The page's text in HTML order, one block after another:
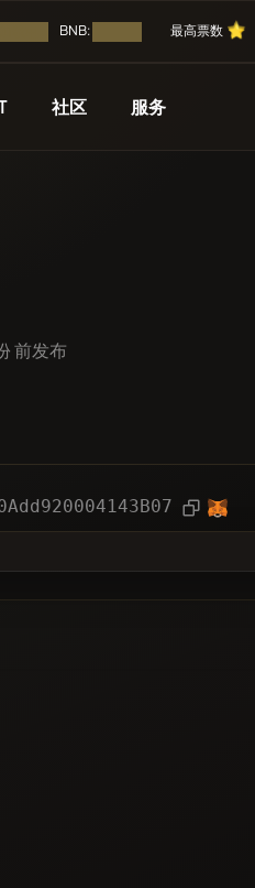
BNB: 最高票数 ⭐
⭐
⭐
⭐
票
社区 服务
文章
前发布